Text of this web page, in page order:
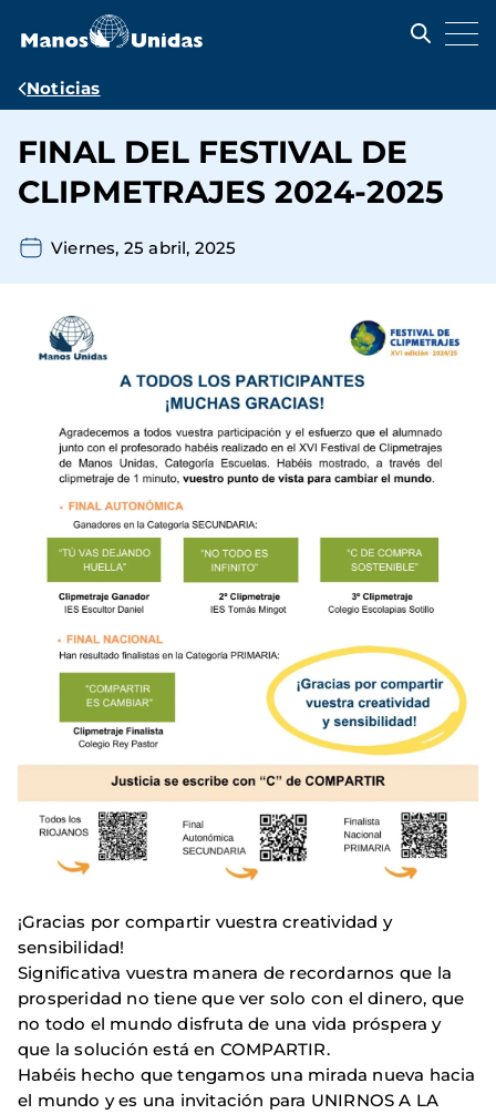
contenido
Ruta
navegación
Noticias
FINAL DEL FESTIVAL DE
CLIPMETRAJES 2024-2025
Viernes, 25 abril, 2025
¡Gracias por compartir vuestra creatividad y
sensibilidad!
Significativa vuestra manera de recordarnos que la
prosperidad no tiene que ver solo con el dinero, que
no todo el mundo disfruta de una vida próspera y
que la solución está en COMPARTIR.
Habéis hecho que tengamos una mirada nueva hacia
el mundo y es una invitación para UNIRNOS A LA